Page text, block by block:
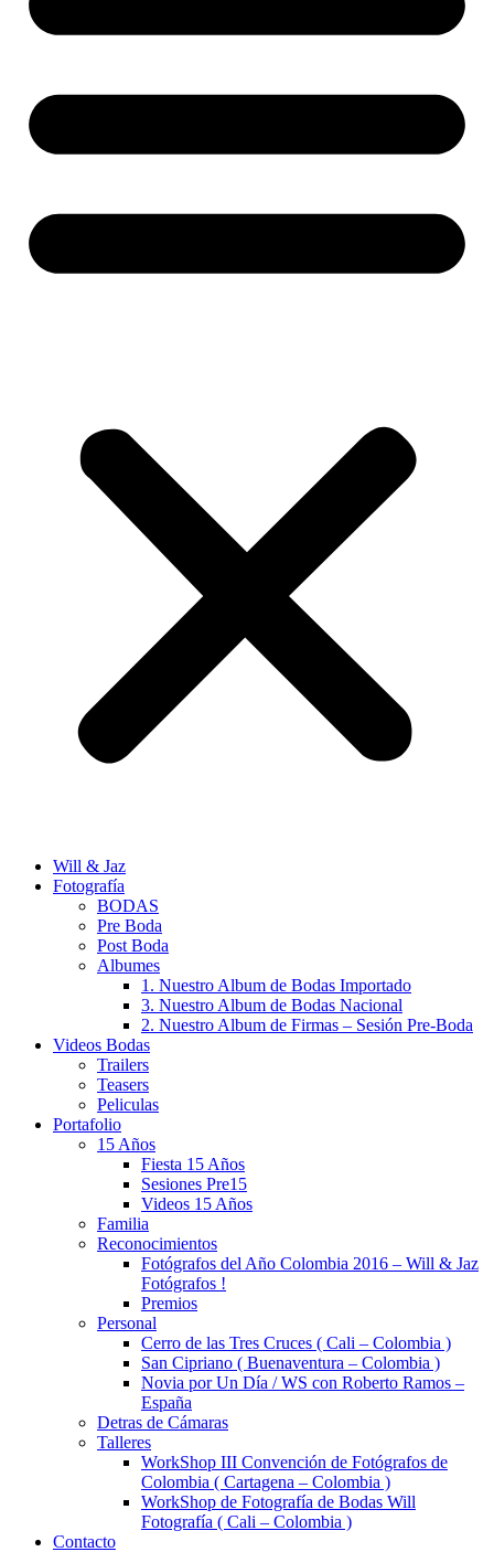
Will & Jaz
Fotografía
BODAS
Pre Boda
Post Boda
Albumes
1. Nuestro Album de Bodas Importado
3. Nuestro Album de Bodas Nacional
2. Nuestro Album de Firmas – Sesión Pre-Boda
Videos Bodas
Trailers
Teasers
Peliculas
Portafolio
15 Años
Fiesta 15 Años
Sesiones Pre15
Videos 15 Años
Familia
Reconocimientos
Fotógrafos del Año Colombia 2016 – Will & Jaz
Fotógrafos !
Premios
Personal
Cerro de las Tres Cruces ( Cali – Colombia )
San Cipriano ( Buenaventura – Colombia )
Novia por Un Día / WS con Roberto Ramos –
España
Detras de Cámaras
Talleres
WorkShop III Convención de Fotógrafos de
Colombia ( Cartagena – Colombia )
WorkShop de Fotografía de Bodas Will
Fotografía ( Cali – Colombia )
Contacto